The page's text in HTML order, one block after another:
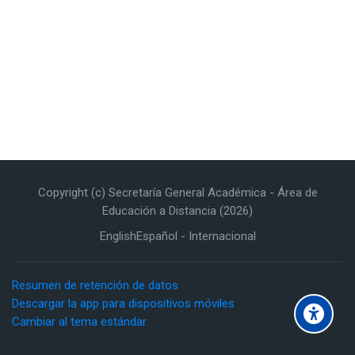
Copyright (c) Secretaría General Académica - Área de
Educación a Distancia (2026)
EnglishEspañol - Internacional
Resumen de retención de datos
Descargar la app para dispositivos móviles
Cambiar al tema estándar